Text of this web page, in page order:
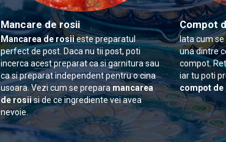
Mancare de rosii
Mancarea de rosiieste preparatul
perfect de post. Daca nu tii post, poti
incerca acest preparat ca si garnitura sau
ca si preparat independent pentru o cina
usoara. Vezi cum se prepara mancarea
de rosiisi de ce ingrediente vei avea
nevoie.
Compot
Iata cum
una dintre
compot.
iar tu poti
compot de